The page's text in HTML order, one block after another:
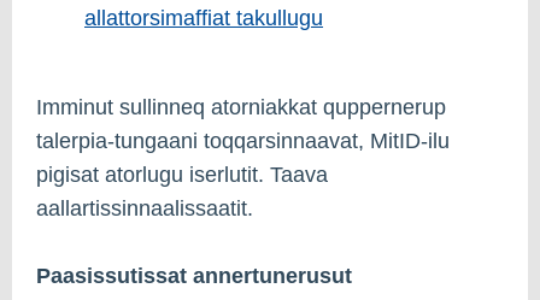
allattorsimaffiat takullugu
Imminut sullinneq atorniakkat quppernerup
talerpia-tungaani toqqarsinnaavat, MitID-ilu
pigisat atorlugu iserlutit. Taava
aallartissinnaalissaatit.
Paasissutissat annertunerusut